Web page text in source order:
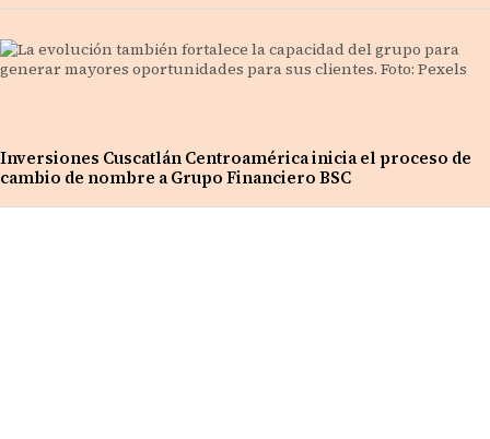
Inversiones Cuscatlán Centroamérica inicia el proceso de
cambio de nombre a Grupo Financiero BSC